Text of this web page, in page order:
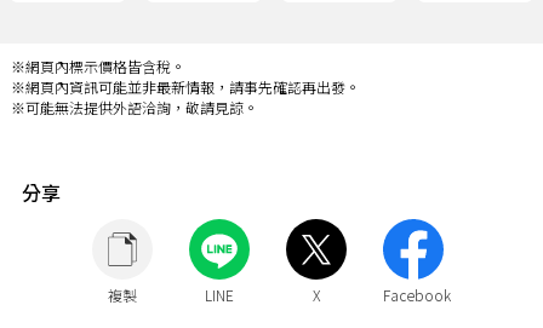
※網頁內標示價格皆含稅。
※網頁內資訊可能並非最新情報，請事先確認再出發。
※可能無法提供外語洽詢，敬請見諒。
分享
複製 LINE X Facebook